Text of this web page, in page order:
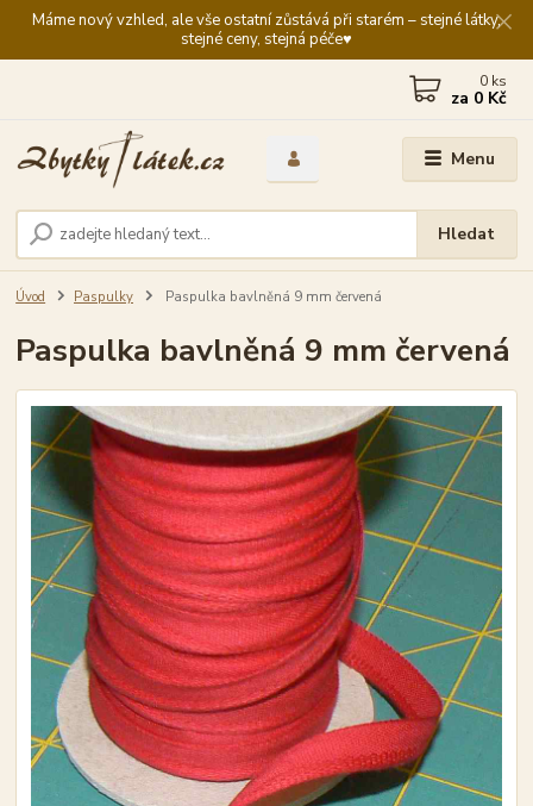
Máme nový vzhled, ale vše ostatní zůstává při starém – stejné látky,
stejné ceny, stejná péče♥️
Menu
Hledat
0 ks
za 0 Kč
Úvod Paspulky Paspulka bavlněná 9 mm červená
Paspulka bavlněná 9 mm červená